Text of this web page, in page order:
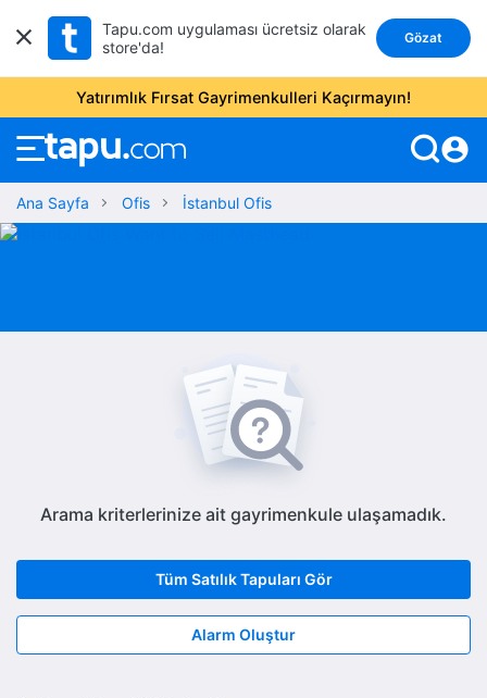
Tapu.com uygulaması ücretsiz olarak
store'da!
Gözat
Yatırımlık Fırsat Gayrimenkulleri Kaçırmayın!
account_circle
Ana Sayfa Ofis İstanbul Ofis
Arama kriterlerinize ait gayrimenkule ulaşamadık.
Tüm Satılık Tapuları Gör
Alarm Oluştur